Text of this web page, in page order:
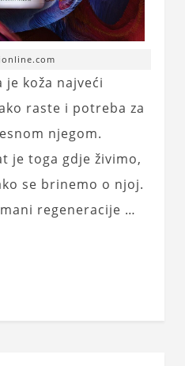
je koža najveći
raste i potreba za
njegom.
je toga gdje živimo,
se brinemo o njoj.
regeneracije …